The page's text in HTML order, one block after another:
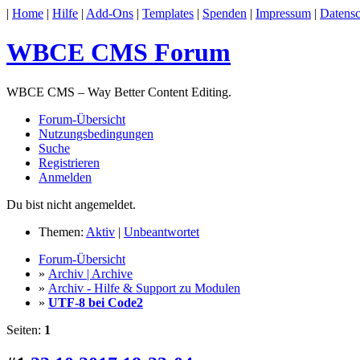
| Home | Hilfe | Add-Ons | Templates | Spenden | Impressum |
WBCE CMS Forum
WBCE CMS – Way Better Content Editing.
Forum-Übersicht
Nutzungsbedingungen
Suche
Registrieren
Anmelden
Du bist nicht angemeldet.
Themen: Aktiv | Unbeantwortet
Forum-Übersicht
» Archiv | Archive
» Archiv - Hilfe & Support zu Modulen
» UTF-8 bei Code2
Seiten: 1